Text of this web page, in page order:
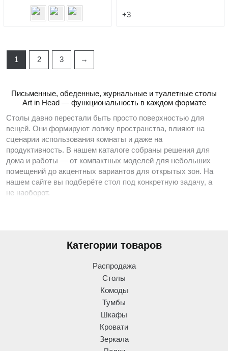
+3
1 2 3 →
Письменные, обеденные, журнальные и туалетные столы
Art in Head — функциональность в каждом формате
Столы давно перестали быть просто поверхностью для
вещей. Они формируют логику пространства, влияют на
сценарии использования комнаты и даже на
продуктивность. В нашем каталоге собраны решения для
дома и работы — от компактных моделей для небольших
помещений до акцентных вариантов для открытых зон. На
нашем сайте вы подберёте стол под конкретную задачу, а
не наоборот.
модель, которая впишется в пространство по габаритам,
Ассортимент столов Art in Head — практичные решения
В коллекции Art in Head представлены столы для различных
сценариев использования — учёбы, работы, приёма гостей
или повседневных рутин. Каждая категория имеет
собственные конструктивные решения и визуальные
Категории товаров
Распродажа
Столы
Комоды
Тумбы
Шкафы
Кровати
Зеркала